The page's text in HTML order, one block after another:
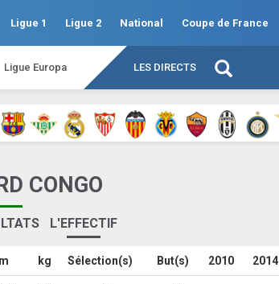
Ligue 1 Ligue 2 National Coupe de France
Ligue Europa LES DIRECTS
CONGO
L'EFFECTIF
m kg Sélection(s) But(s) 2010 2014